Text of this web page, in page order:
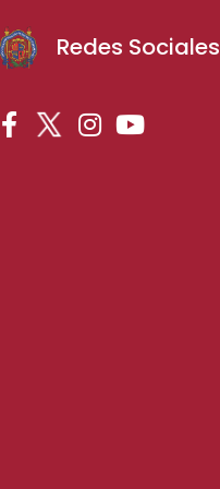
Redes Sociales